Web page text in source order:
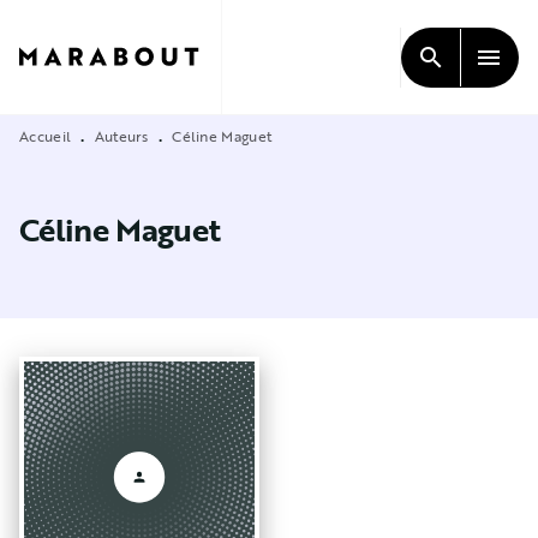
CONTENU
search menu
Accueil • Auteurs • Céline Maguet
Céline Maguet